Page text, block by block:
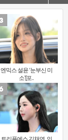
엔믹스 설윤 ‘눈부신 미
소’[포..